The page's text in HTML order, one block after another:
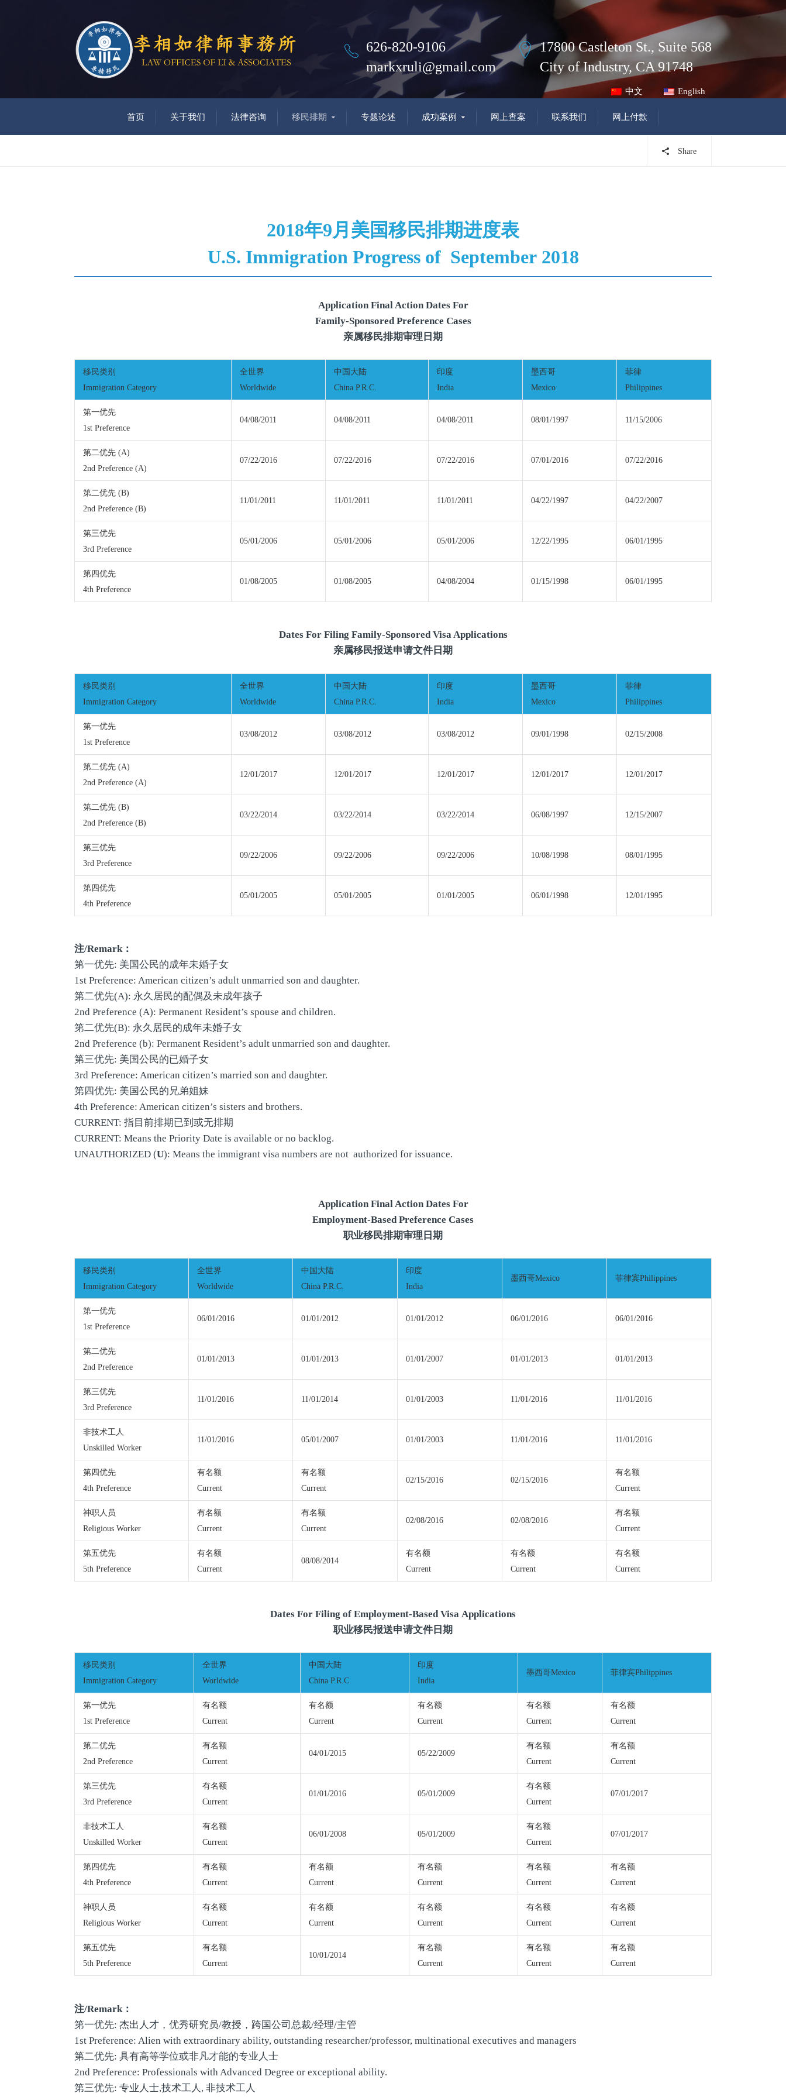
17800 Castleton St., Suite 568
City of Industry, CA 91748
626-820-9106
markxruli@gmail.com
中文 English
首页 关于我们 法律咨询 移民排期 专题论述 成功案例 网上查案 联系我们 网上付款
Share
2018年9月美国移民排期进度表
U.S. Immigration Progress of September 2018
Application Final Action Dates For
Family-Sponsored Preference Cases
亲属移民排期审理日期
移民类别
Immigration Category
全世界
Worldwide
中国大陆
China P.R.C.
印度
India
墨西哥
Mexico
菲律
Philippines
第一优先
1st Preference
04/08/2011 04/08/2011 04/08/2011 08/01/1997 11/15/2006
第二优先 (A)
2nd Preference (A)
07/22/2016 07/22/2016 07/22/2016 07/01/2016 07/22/2016
第二优先 (B)
2nd Preference (B)
11/01/2011 11/01/2011 11/01/2011 04/22/1997 04/22/2007
第三优先
3rd Preference
05/01/2006 05/01/2006 05/01/2006 12/22/1995 06/01/1995
第四优先
4th Preference
01/08/2005 01/08/2005 04/08/2004 01/15/1998 06/01/1995
Dates For Filing Family-Sponsored Visa Applications
亲属移民报送申请文件日期
移民类别
Immigration Category
全世界
Worldwide
中国大陆
China P.R.C.
印度
India
墨西哥
Mexico
菲律
Philippines
第一优先
1st Preference
03/08/2012 03/08/2012 03/08/2012 09/01/1998 02/15/2008
第二优先 (A)
2nd Preference (A)
12/01/2017 12/01/2017 12/01/2017 12/01/2017 12/01/2017
第二优先 (B)
2nd Preference (B)
03/22/2014 03/22/2014 03/22/2014 06/08/1997 12/15/2007
第三优先
3rd Preference
09/22/2006 09/22/2006 09/22/2006 10/08/1998 08/01/1995
第四优先
4th Preference
05/01/2005 05/01/2005 01/01/2005 06/01/1998 12/01/1995
注/Remark：
第一优先: 美国公民的成年未婚子女
1st Preference: American citizen’s adult unmarried son and daughter.
第二优先(A): 永久居民的配偶及未成年孩子
2nd Preference (A): Permanent Resident’s spouse and children.
第二优先(B): 永久居民的成年未婚子女
2nd Preference (b): Permanent Resident’s adult unmarried son and daughter.
第三优先: 美国公民的已婚子女
3rd Preference: American citizen’s married son and daughter.
第四优先: 美国公民的兄弟姐妹
4th Preference: American citizen’s sisters and brothers.
CURRENT: 指目前排期已到或无排期
CURRENT: Means the Priority Date is available or no backlog.
UNAUTHORIZED (U): Means the immigrant visa numbers are not authorized for issuance.
Application Final Action Dates For
Employment-Based Preference Cases
职业移民排期审理日期
移民类别
Immigration Category
全世界
Worldwide
中国大陆
China P.R.C.
印度
India
墨西哥Mexico 菲律宾Philippines
第一优先
1st Preference
06/01/2016 01/01/2012 01/01/2012 06/01/2016 06/01/2016
第二优先
2nd Preference
01/01/2013 01/01/2013 01/01/2007 01/01/2013 01/01/2013
第三优先
3rd Preference
11/01/2016 11/01/2014 01/01/2003 11/01/2016 11/01/2016
非技术工人
Unskilled Worker
11/01/2016 05/01/2007 01/01/2003 11/01/2016 11/01/2016
第四优先
4th Preference
有名额
Current
有名额
Current
02/15/2016 02/15/2016
有名额
Current
神职人员
Religious Worker
有名额
Current
有名额
Current
02/08/2016 02/08/2016
有名额
Current
第五优先
5th Preference
有名额
Current
08/08/2014
有名额
Current
有名额
Current
有名额
Current
Dates For Filing of Employment-Based Visa Applications
职业移民报送申请文件日期
移民类别
Immigration Category
全世界
Worldwide
中国大陆
China P.R.C.
印度
India
墨西哥Mexico 菲律宾Philippines
第一优先
1st Preference
有名额
Current
有名额
Current
有名额
Current
有名额
Current
有名额
Current
第二优先
2nd Preference
有名额
Current
04/01/2015 05/22/2009
有名额
Current
有名额
Current
第三优先
3rd Preference
有名额
Current
01/01/2016 05/01/2009
有名额
Current
07/01/2017
非技术工人
Unskilled Worker
有名额
Current
06/01/2008 05/01/2009
有名额
Current
07/01/2017
第四优先
4th Preference
有名额
Current
有名额
Current
有名额
Current
有名额
Current
有名额
Current
神职人员
Religious Worker
有名额
Current
有名额
Current
有名额
Current
有名额
Current
有名额
Current
第五优先
5th Preference
有名额
Current
10/01/2014
有名额
Current
有名额
Current
有名额
Current
注/Remark：
第一优先: 杰出人才，优秀研究员/教授，跨国公司总裁/经理/主管
1st Preference: Alien with extraordinary ability, outstanding researcher/professor, multinational executives and managers
第二优先: 具有高等学位或非凡才能的专业人士
2nd Preference: Professionals with Advanced Degree or exceptional ability.
第三优先: 专业人士,技术工人, 非技术工人